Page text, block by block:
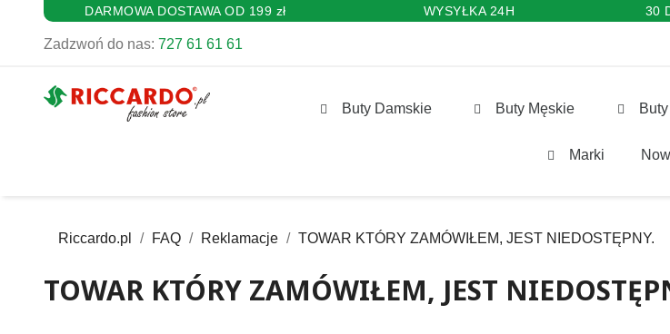
DARMOWA DOSTAWA OD 199 zł WYSYŁKA 24H 30
Zadzwoń do nas: 727 61 61 61
Buty Damskie Buty Męskie
Marki
Riccardo.pl FAQ Reklamacje TOWAR KTÓRY ZAMÓWIŁEM, JEST NIEDOSTĘPNY.
TOWAR KTÓRY ZAMÓWIŁEM, JEST